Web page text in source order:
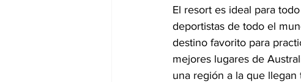
El resort es ideal para
deportistas de todo el
destino favorito para
mejores lugares de
una región a la que